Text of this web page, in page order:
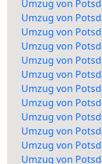
Umzug von
Umzug von
Umzug von
Umzug von
Umzug von
Umzug von
Umzug von
Umzug von
Umzug von
Umzug von
Umzug von
Umzug von